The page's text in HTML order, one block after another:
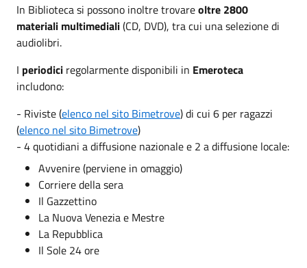
In Biblioteca si possono inoltre trovareoltre 2800
materiali multimediali(CD, DVD), tra cui una selezione di
audiolibri.
I periodici regolarmente disponibili in Emeroteca
includono:
- Riviste (elenco nel sito Bimetrove) di cui 6 per ragazzi
(elenco nel sito Bimetrove)
- 4 quotidiani a diffusione nazionale e 2 a diffusione locale:
Avvenire (perviene in omaggio)
Corriere della sera
Il Gazzettino
La Nuova Venezia e Mestre
La Repubblica
Il Sole 24 ore